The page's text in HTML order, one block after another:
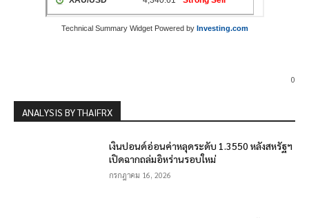
Technical Summary Widget Powered by Investing.com
0
ANALYSIS BY THAIFRX
เงินปอนด์อ่อนค่าหลุดระดับ 1.3550 หลังสหรัฐฯ
เปิดฉากถล่มอิหร่านรอบใหม่
กรกฎาคม 16, 2026